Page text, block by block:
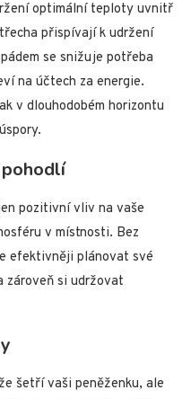
optimální teploty uvnitř
přispívají k udržení
se snižuje potřeba
na účtech za energie.
v dlouhodobém horizontu
pozitivní vliv na vaše
v místnosti. Bez
efektivněji plánovat své
zároveň si udržovat
šetří vaši peněženku, ale